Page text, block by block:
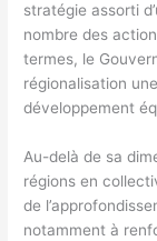
stratégie assorti
nombre des
termes, le
régionalisation
développement
Au-delà de sa
régions en
de
notamment à